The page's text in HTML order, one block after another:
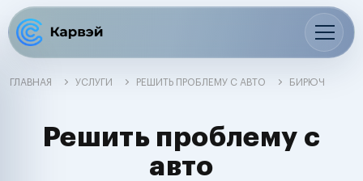
ГЛАВНАЯ УСЛУГИ РЕШИТЬ ПРОБЛЕМУ С АВТО БИРЮЧ
Решить проблему с
авто